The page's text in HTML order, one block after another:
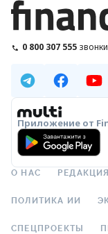
0 800 307 555
Приложение от
О НАС РЕДАКЦИЯ
ПОЛИТИКА ИИ
СПЕЦПРОЕКТЫ